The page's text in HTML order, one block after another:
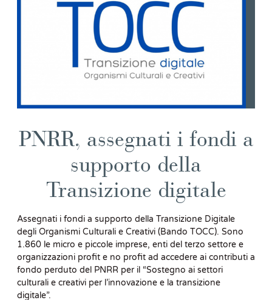
PNRR, assegnati i fondi a
supporto della
Transizione digitale
Assegnati i fondi a supporto della Transizione Digitale
degli Organismi Culturali e Creativi (Bando TOCC). Sono
1.860 le micro e piccole imprese, enti del terzo settore e
organizzazioni profit e no profit ad accedere ai contributi a
fondo perduto del PNRR per il “Sostegno ai settori
culturali e creativi per l’innovazione e la transizione
digitale”.